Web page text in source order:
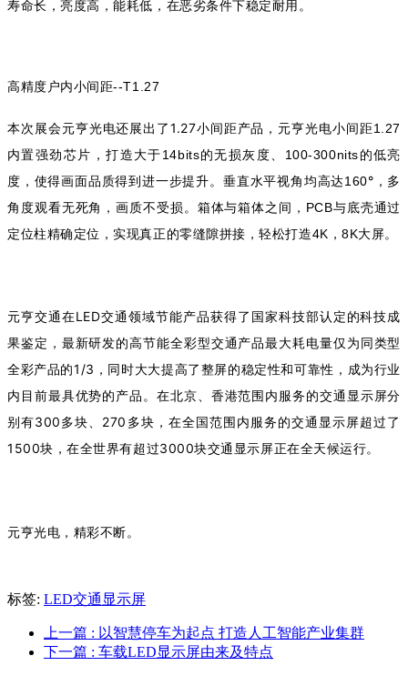
寿命长，亮度高，能耗低，在恶劣条件下稳定耐用。
高精度户内小间距--T1.27
本次展会元亨光电还展出了1.27小间距产品，元亨光电小间距1.27
内置强劲芯片，打造大于14bits的无损灰度、 100-300nits的低亮
度，使得画面品质得到进一步提升。垂直水平视角均高达160°，多
角度观看无死角，画质不受损。箱体与箱体之间， PCB与底壳通过
定位柱精确定位，实现真正的零缝隙拼接，轻松打造4K ，8K大屏。
元亨交通在LED交通领域节能产品获得了国家科技部认定的科技成
果鉴定，最新研发的高节能全彩型交通产品最大耗电量仅为同类型
全彩产品的1/3，同时大大提高了整屏的稳定性和可靠性，成为行业
内目前最具优势的产品。在北京、香港范围内服务的交通显示屏分
别有300多块、270多块，在全国范围内服务的交通显示屏超过了
1500块，在全世界有超过3000块交通显示屏正在全天候运行。
元亨光电，精彩不断。
标签: LED交通显示屏
上一篇 : 以智慧停车为起点 打造人工智能产业集群
下一篇 : 车载LED显示屏由来及特点